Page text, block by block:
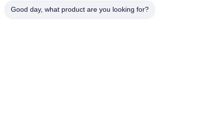
Good day, what product are you looking for?